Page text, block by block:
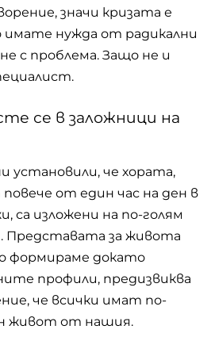
значи кризата е
имате нужда от радикални
с проблема. Защо не и
се в заложници на
установили, че хората,
от един час на ден в
са изложени на по-голям
Представата за живота
формираме докато
профили, предизвиква
че всички имат по-
живот от нашия.